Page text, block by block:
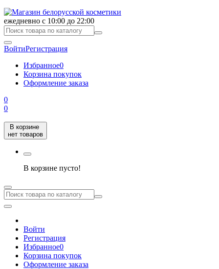
ежедневно с 10:00 до 22:00
ВойтиРегистрация
Избранное0
Корзина покупок
Оформление заказа
0
0
В корзине
нет товаров
В корзине пусто!
Войти
Регистрация
Избранное0
Корзина покупок
Оформление заказа